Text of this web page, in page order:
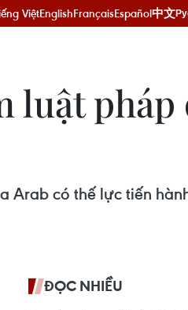
ViệtEnglishFrançaisEspañol中文
luật pháp
Arab có thế lực tiến
ĐỌC NHIỀU